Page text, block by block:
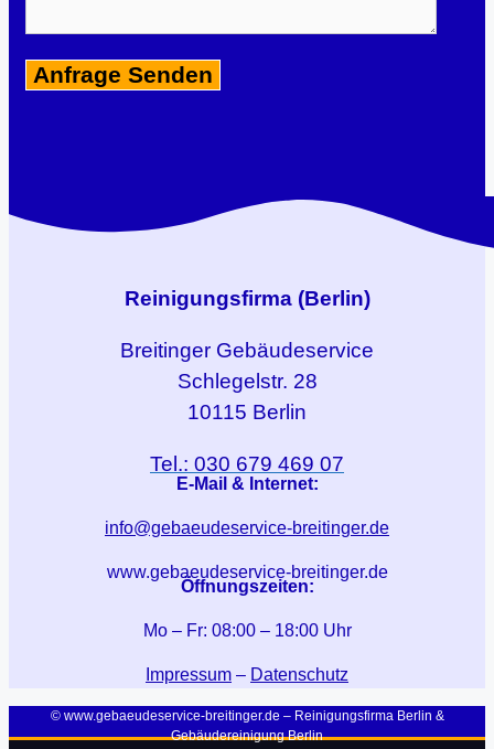
Reinigungsfirma (Berlin)
Breitinger Gebäudeservice
Schlegelstr. 28
10115 Berlin
Tel.: 030 679 469 07
E-Mail & Internet:
info@gebaeudeservice-breitinger.de
www.gebaeudeservice-breitinger.de
Öffnungszeiten:
Mo – Fr: 08:00 – 18:00 Uhr
Impressum – Datenschutz
© www.gebaeudeservice-breitinger.de – Reinigungsfirma Berlin &
Gebäudereinigung Berlin